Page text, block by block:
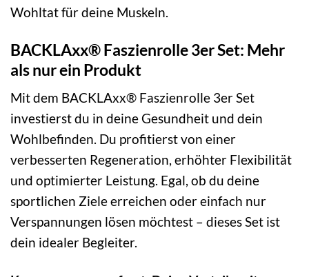
Wohltat für deine Muskeln.
BACKLAxx® Faszienrolle 3er Set: Mehr
als nur ein Produkt
Mit dem BACKLAxx® Faszienrolle 3er Set
investierst du in deine Gesundheit und dein
Wohlbefinden. Du profitierst von einer
verbesserten Regeneration, erhöhter Flexibilität
und optimierter Leistung. Egal, ob du deine
sportlichen Ziele erreichen oder einfach nur
Verspannungen lösen möchtest – dieses Set ist
dein idealer Begleiter.